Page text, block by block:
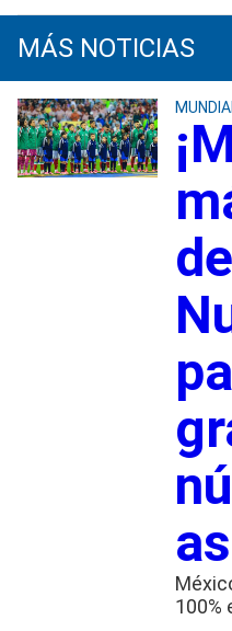
MÁS NOTICIAS
100%